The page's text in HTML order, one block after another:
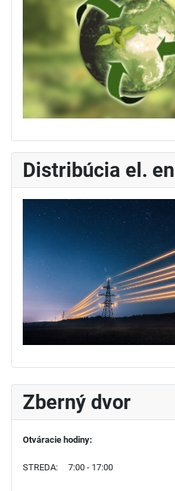
Distribúcia el.
Zberný dvor
Otváracie hodiny:
STREDA: 7:00 - 17:00